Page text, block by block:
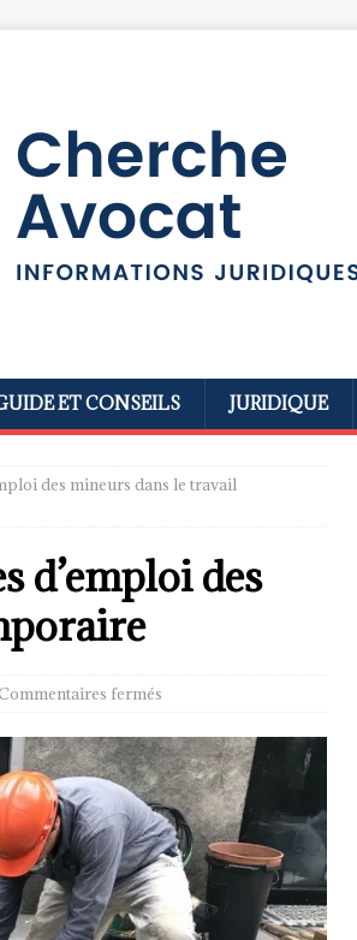
ET CONSEILS JURIDIQUE
des mineurs dans le travail
d’emploi des
fermés